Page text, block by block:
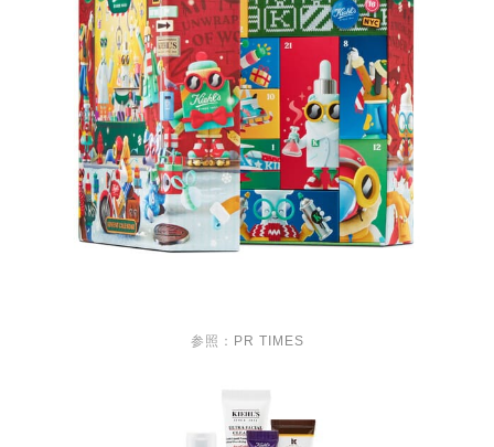
参照： PR TIMES